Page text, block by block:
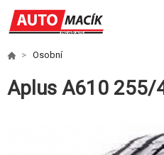
Osobní
Aplus A610 255/